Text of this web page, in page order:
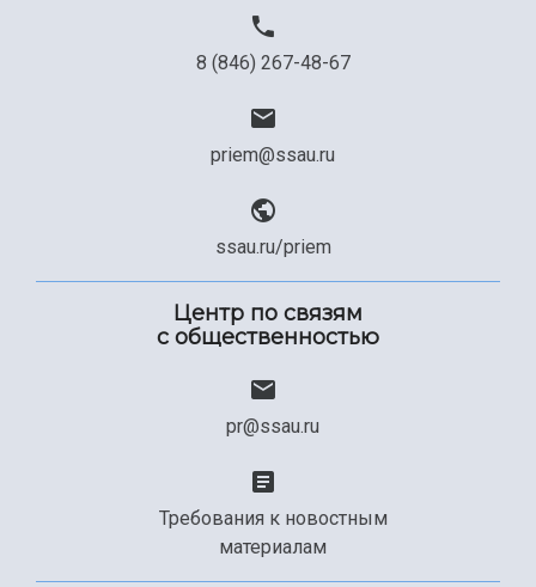
8 (846) 267-48-67
priem@ssau.ru
ssau.ru/priem
Центр по связям
с общественностью
pr@ssau.ru
Требования к новостным
материалам